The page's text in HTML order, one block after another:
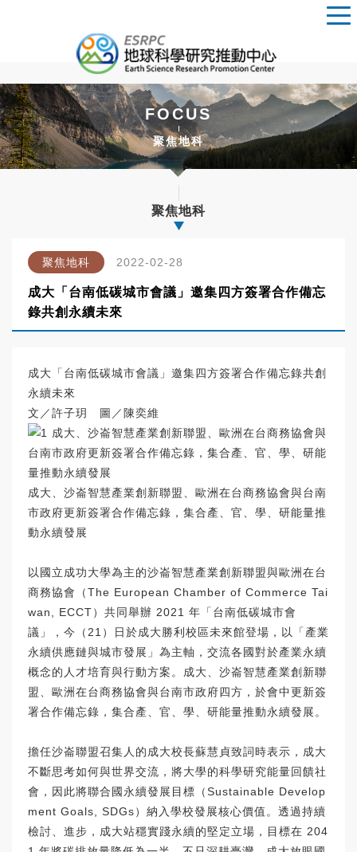
FOCUS
聚焦地科
聚焦地科
聚焦地科 2022-02-28
成大「台南低碳城市會議」邀集四方簽署合作備忘
錄共創永續未來
成大「台南低碳城市會議」邀集四方簽署合作備忘錄共創
永續未來
文／許子玥 圖／陳奕維
成大、沙崙智慧產業創新聯盟、歐洲在台商務協會與台南
市政府更新簽署合作備忘錄，集合產、官、學、研能量推
動永續發展
以國立成功大學為主的沙崙智慧產業創新聯盟與歐洲在台
商務協會（The European Chamber of Commerce Tai
wan, ECCT）共同舉辦 2021 年「台南低碳城市會
議」，今（21）日於成大勝利校區未來館登場，以「產業
永續供應鏈與城市發展」為主軸，交流各國對於產業永續
概念的人才培育與行動方案。成大、沙崙智慧產業創新聯
盟、歐洲在台商務協會與台南市政府四方，於會中更新簽
署合作備忘錄，集合產、官、學、研能量推動永續發展。
擔任沙崙聯盟召集人的成大校長蘇慧貞致詞時表示，成大
不斷思考如何與世界交流，將大學的科學研究能量回饋社
會，因此將聯合國永續發展目標（Sustainable Develop
ment Goals, SDGs）納入學校發展核心價值。透過持續
檢討、進步，成大站穩實踐永續的堅定立場，目標在 204